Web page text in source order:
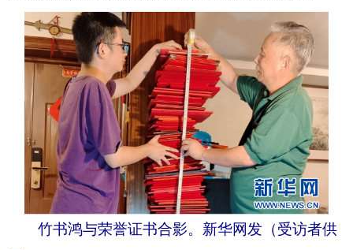
竹书鸿与荣誉证书合影。新华网发（受访者供